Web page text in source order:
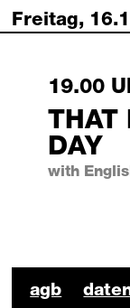
Freitag,
Friday,
19.00
THAT
DAY
with
agb